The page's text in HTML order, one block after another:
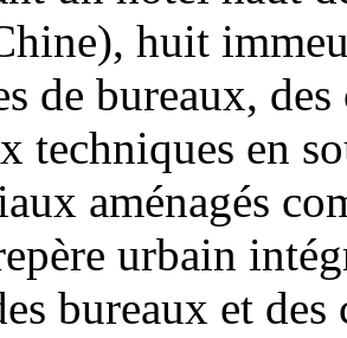
huit
de bureaux, des
techniques en
aménagés
urbain
bureaux et